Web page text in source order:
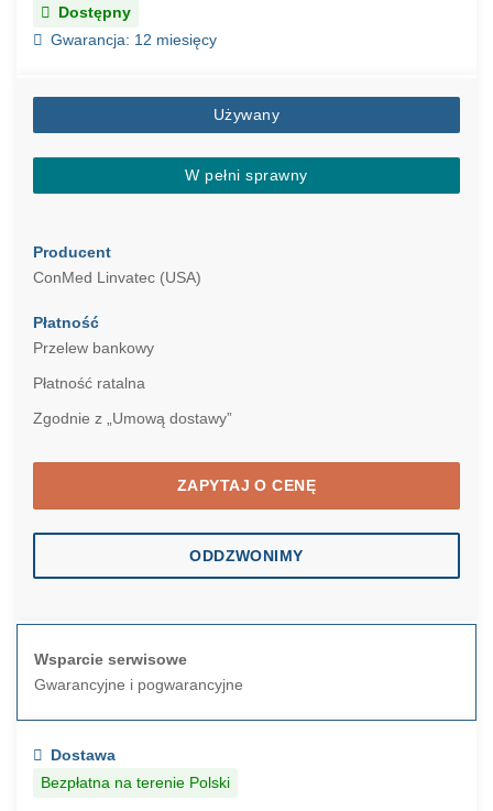
Dostępny
Gwarancja: 12 miesięcy
Używany
W pełni sprawny
Producent
ConMed Linvatec (USA)
Płatność
Przelew bankowy
Płatność ratalna
Zgodnie z „Umową dostawy”
ZAPYTAJ O CENĘ
ODDZWONIMY
Wsparcie serwisowe
Gwarancyjne i pogwarancyjne
Dostawa
Bezpłatna na terenie Polski